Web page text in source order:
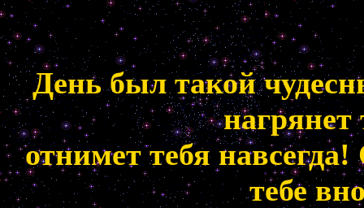
День был такой
нагрянет
отнимет тебя
тебе